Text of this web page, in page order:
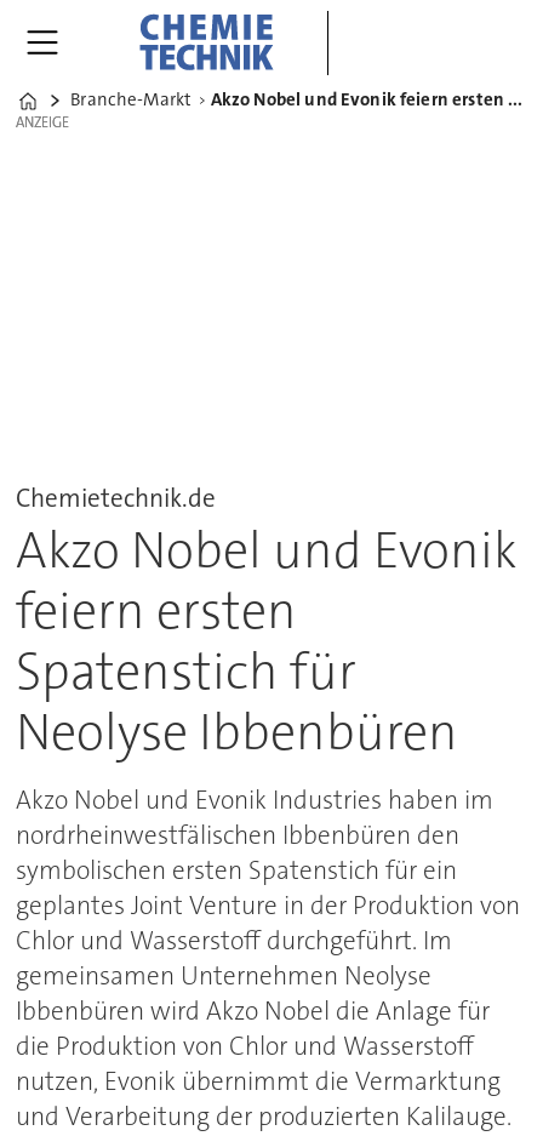
Home
Branche-Markt Akzo Nobel und Evonik feiern ersten Spatenstich für Neolyse Ibbenbüren
ANZEIGE
ANZEIGE
Chemietechnik.de
Akzo Nobel und Evonik
feiern ersten
Spatenstich für
Neolyse Ibbenbüren
Akzo Nobel und Evonik Industries haben im
nordrheinwestfälischen Ibbenbüren den
symbolischen ersten Spatenstich für ein
geplantes Joint Venture in der Produktion von
Chlor und Wasserstoff durchgeführt. Im
gemeinsamen Unternehmen Neolyse
Ibbenbüren wird Akzo Nobel die Anlage für
die Produktion von Chlor und Wasserstoff
nutzen, Evonik übernimmt die Vermarktung
und Verarbeitung der produzierten Kalilauge.